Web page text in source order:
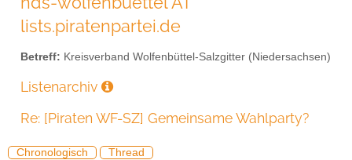
lists.piratenpartei.de
Betreff: Kreisverband Wolfenbüttel-Salzgitter (Niedersachsen)
Listenarchiv
Re: [Piraten WF-SZ] Gemeinsame Wahlparty?
Chronologisch Thread